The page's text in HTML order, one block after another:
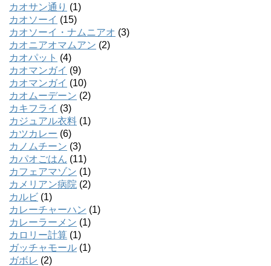
カオサン通り (1)
カオソーイ (15)
カオソーイ・ナムニアオ (3)
カオニアオマムアン (2)
カオパット (4)
カオマンガイ (9)
カオマンガイ (10)
カオムーデーン (2)
カキフライ (3)
カジュアル衣料 (1)
カツカレー (6)
カノムチーン (3)
カパオごはん (11)
カフェアマゾン (1)
カメリアン病院 (2)
カルビ (1)
カレーチャーハン (1)
カレーラーメン (1)
カロリー計算 (1)
ガッチャモール (1)
ガボレ (2)